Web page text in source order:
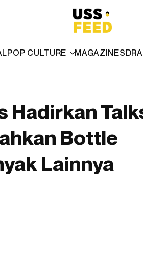
POP CULTURE MAGAZINES
Hadirkan
Bottle
Lainnya